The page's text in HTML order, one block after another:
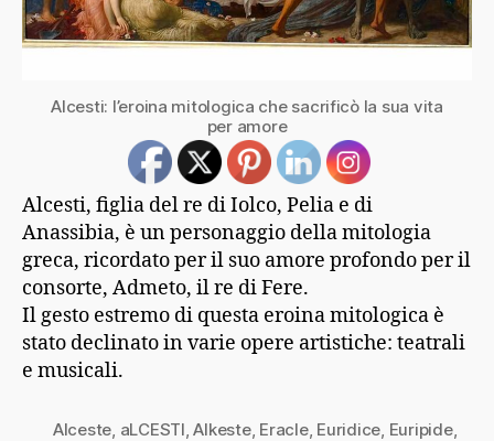
Alcesti: l’eroina mitologica che sacrificò la sua vita
per amore
Alcesti, figlia del re di Iolco, Pelia e di
Anassibia, è un personaggio della mitologia
greca, ricordato per il suo amore profondo per il
consorte, Admeto, il re di Fere.
Il gesto estremo di questa eroina mitologica è
stato declinato in varie opere artistiche: teatrali
e musicali.
Alceste aLCESTI ,Alkeste, Eracle, Euridice Euripide,